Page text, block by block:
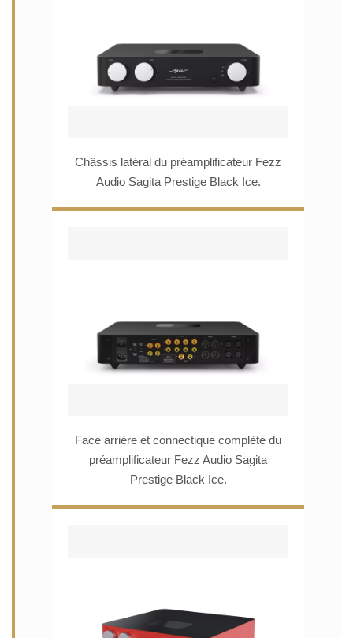
Châssis latéral du préamplificateur Fezz
Audio Sagita Prestige Black Ice.
Face arrière et connectique complète du
préamplificateur Fezz Audio Sagita
Prestige Black Ice.